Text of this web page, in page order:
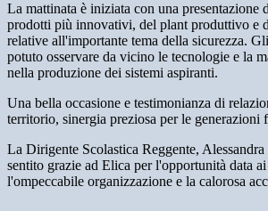
La mattinata è iniziata con una presentazione
prodotti più innovativi, del plant produttivo e
relative all'importante tema della sicurezza.
potuto osservare da vicino le tecnologie e la
nella produzione dei sistemi aspiranti.
Una bella occasione e testimonianza di
territorio, sinergia preziosa per le generazioni
La Dirigente Scolastica Reggente,
sentito grazie ad Elica per l'opportunità data
l'ompeccabile organizzazione e la calorosa